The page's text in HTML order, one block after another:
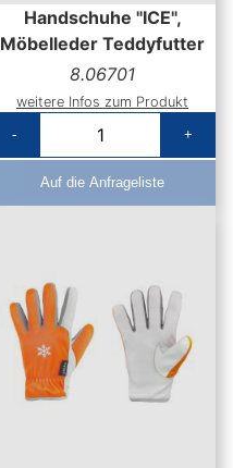
Handschuhe "ICE",
Möbelleder Teddyfutter
8.06701
weitere Infos zum Produkt
-
+
Auf die Anfrageliste